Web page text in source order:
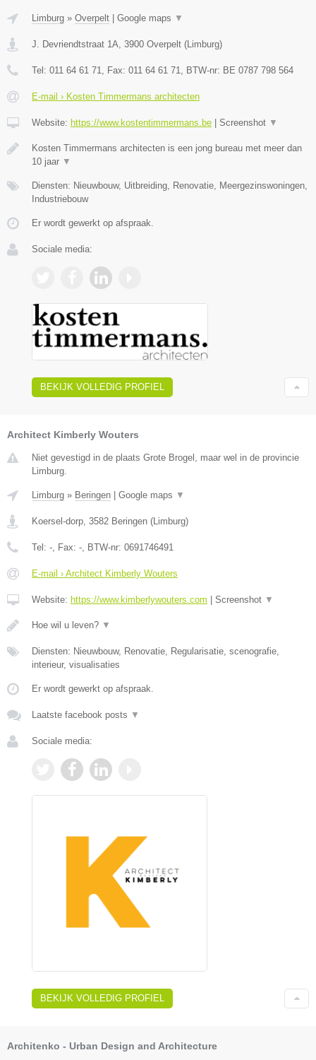
Limburg » Overpelt Google maps ▼
J. Devriendtstraat 1A 3900 Overpelt ( Limburg)
Tel: 011 64 61 71 , Fax: 011 64 61 71 , BTW-nr: BE 0787 798 564
E-mail › Kosten Timmermans architecten
Website: https://www.kostentimmermans.be Screenshot ▼
Kosten Timmermans architecten is een jong bureau met meer dan
10 jaar ▼
Diensten: Nieuwbouw, Uitbreiding, Renovatie, Meergezinswoningen,
Industriebouw
Er wordt gewerkt op afspraak.
Sociale media:
BEKIJK VOLLEDIG PROFIEL
Architect Kimberly Wouters
Niet gevestigd in de plaats Grote Brogel, maar wel in de provincie
Limburg.
Limburg » Beringen Google maps ▼
Koersel-dorp, 3582 Beringen (Limburg)
Tel: -, Fax: -, BTW-nr: 0691746491
E-mail › Architect Kimberly Wouters
Website: https://www.kimberlywouters.com Screenshot ▼
Hoe wil u leven? ▼
Diensten: Nieuwbouw, Renovatie, Regularisatie, scenografie,
interieur, visualisaties
Er wordt gewerkt op afspraak.
Laatste facebook posts ▼
Sociale media:
BEKIJK VOLLEDIG PROFIEL
Architenko - Urban Design and Architecture